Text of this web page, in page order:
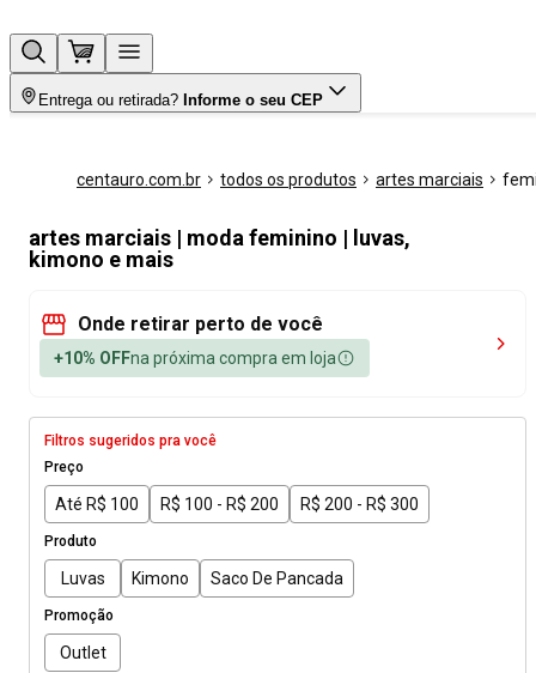
Entrega ou retirada? Informe o seu CEP
centauro.com.br todos os produtos artes marciais
artes marciais | moda feminino | luvas,
kimono e mais
Onde retirar perto de você
+10% OFFna próxima compra em loja
Filtros sugeridos pra você
Preço
Até R$ 100 R$ 100 - R$ 200 R$ 200 - R$ 300
Produto
Luvas Kimono Saco De Pancada
Promoção
Outlet